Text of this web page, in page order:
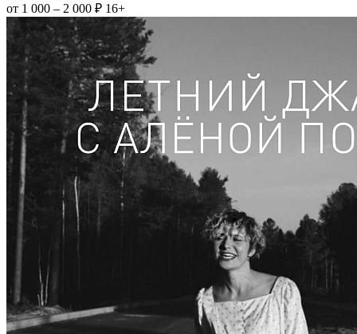
от 1 000 – 2 000 ₽ 16+